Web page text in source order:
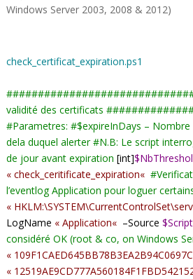
Windows Server 2003, 2008 & 2012)
check_certificat_expiration.ps1
#
validité des certificats #
#Parametres: #$expireInDays –
dela duquel alerter #N.B: Le script
de jour avant expiration [int]
«check_ceritificate_expiration« #
l’eventlog Application pour loguer
«
LogName «Application« –Source
considéré OK (root & co, on Windows
«
«